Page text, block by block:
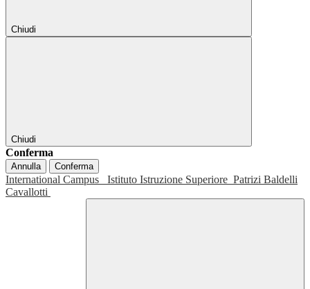
Chiudi
Chiudi
Conferma
Annulla Conferma
International Campus Istituto Istruzione Superiore Patrizi Baldelli
Cavallotti